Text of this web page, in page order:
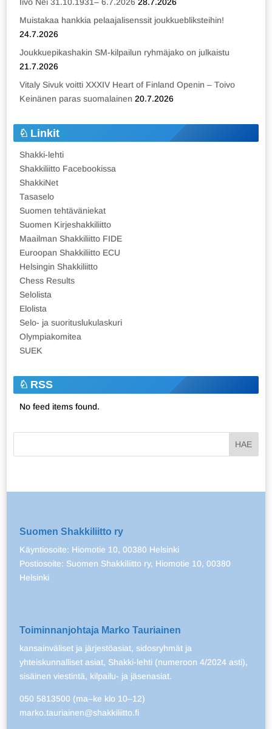
Muistakaa hankkia pelaajalisenssit joukkuebliksteihin!
24.7.2026
Joukkuepikashakin SM-kilpailun ryhmäjako on julkaistu
21.7.2026
Vitaly Sivuk voitti XXXIV Heart of Finland Openin – Toivo
Keinänen paras suomalainen 20.7.2026
Linkit
Shakki-lehti
Shakkiliitto Facebookissa
ShakkiNet
Tasaselo
Suomen tehtäväniekat
Suomen Kirjeshakkiliitto
Maailman Shakkiliitto FIDE
Euroopan Shakkiliitto ECU
Helsingin Shakkiliitto
Chess Results
Selolista
Elolista
Selo- ja suorituslukulaskuri
Olympiakomitea
SUEK
RSS
No feed items found.
Suomen Shakkiliitto ry
Käyntiosoite: Hiomotie 10, 00380 Helsinki
Postiosoite: Suomen Shakkiliitto ry, Hiomotie 10, 00380
Helsinki
Toiminnanjohtaja Marko Tauriainen
kansainväliset ja järjestöasiat, sidosryhmät ja
yhteiskunnalliset asiat, Shakki-lehti (numeroon 4/2024 asti),
sisäinen viestintä, kilpailu- ja jäsenasiat.
050 5813500 (ma–ke klo 10–12)
marko.tauriainen@shakkiliitto.fi